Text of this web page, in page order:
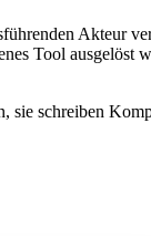
Akteur
Tool ausgelöst
sie schreiben